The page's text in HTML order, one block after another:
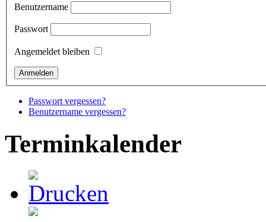
Benutzername
Passwort
Angemeldet bleiben
Passwort vergessen?
Benutzername vergessen?
Terminkalender